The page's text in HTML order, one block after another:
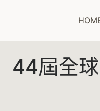
44屆全